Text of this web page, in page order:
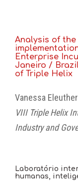
Analysis of
Enterprise
Janeiro /
of Triple Helix
Vanessa
VIII Triple Helix
Industry and
Laboratório
humanas,